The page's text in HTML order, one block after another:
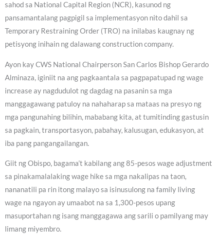
sahod sa National Capital Region (NCR), kasunod ng
pansamantalang pagpigil sa implementasyon nito dahil sa
Temporary Restraining Order (TRO) na inilabas kaugnay ng
petisyong inihain ng dalawang construction company.
Ayon kay CWS National Chairperson San Carlos Bishop Gerardo
Alminaza, iginiit na ang pagkaantala sa pagpapatupad ng wage
increase ay nagdudulot ng dagdag na pasanin sa mga
manggagawang patuloy na nahaharap sa mataas na presyo ng
mga pangunahing bilihin, mababang kita, at tumitinding gastusin
sa pagkain, transportasyon, pabahay, kalusugan, edukasyon, at
iba pang pangangailangan.
Giit ng Obispo, bagama’t kabilang ang 85-pesos wage adjustment
sa pinakamalalaking wage hike sa mga nakalipas na taon,
nananatili pa rin itong malayo sa isinusulong na family living
wage na ngayon ay umaabot na sa 1,300-pesos upang
masuportahan ng isang manggagawa ang sarili o pamilyang may
limang miyembro.